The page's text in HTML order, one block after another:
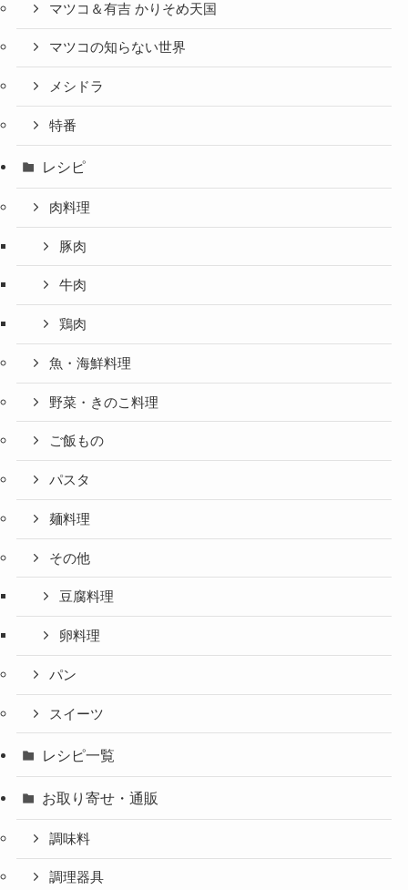
マツコ＆有吉 かりそめ天国
マツコの知らない世界
メシドラ
特番
レシピ
肉料理
豚肉
牛肉
鶏肉
魚・海鮮料理
野菜・きのこ料理
ご飯もの
パスタ
麺料理
その他
豆腐料理
卵料理
パン
スイーツ
レシピ一覧
お取り寄せ・通販
調味料
調理器具